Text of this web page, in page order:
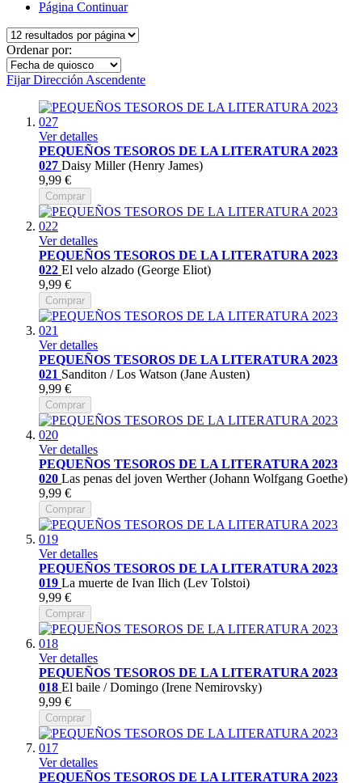
Página Continuar
Ordenar por:
Fijar Dirección Ascendente
Ver detalles
PEQUEÑOS TESOROS DE LA LITERATURA 2023
027 Daisy Miller (Henry James)
9,99 €
Comprar
Ver detalles
PEQUEÑOS TESOROS DE LA LITERATURA 2023
022 El velo alzado (George Eliot)
9,99 €
Comprar
Ver detalles
PEQUEÑOS TESOROS DE LA LITERATURA 2023
021 Sanditon / Los Watson (Jane Austen)
9,99 €
Comprar
Ver detalles
PEQUEÑOS TESOROS DE LA LITERATURA 2023
020 Las penas del joven Werther (Johann Wolfgang Goethe)
9,99 €
Comprar
Ver detalles
PEQUEÑOS TESOROS DE LA LITERATURA 2023
019 La muerte de Ivan Ilich (Lev Tolstoi)
9,99 €
Comprar
Ver detalles
PEQUEÑOS TESOROS DE LA LITERATURA 2023
018 El baile / Domingo (Irene Nemirovsky)
9,99 €
Comprar
Ver detalles
PEQUEÑOS TESOROS DE LA LITERATURA 2023